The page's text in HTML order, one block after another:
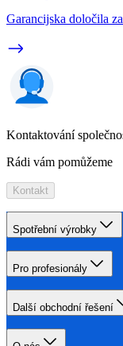
Garancijska določila
Kontaktování
Rádi vám pomůžeme
Kontakt
Spotřební výrobky
Pro profesionály
Další obchodní řešení